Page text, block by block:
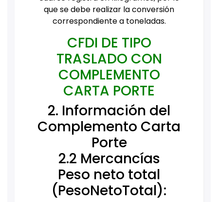
que se debe realizar la conversión
correspondiente a toneladas.
CFDI DE TIPO
TRASLADO CON
COMPLEMENTO
CARTA PORTE
2. Información del
Complemento Carta
Porte
2.2 Mercancías
Peso neto total
(PesoNetoTotal):